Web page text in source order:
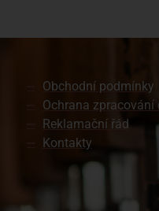
Obchodní podmínky
Ochrana
Reklamační řád
Kontakty